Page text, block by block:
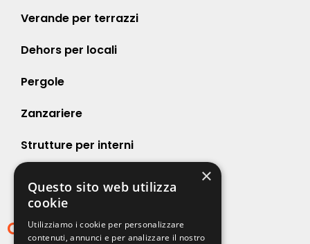
Verande per terrazzi
Dehors per locali
Pergole
Zanzariere
Strutture per interni
Contatti
×
Questo sito web utilizza
cookie
Utilizziamo i cookie per personalizzare
contenuti, annunci e per analizzare il nostro